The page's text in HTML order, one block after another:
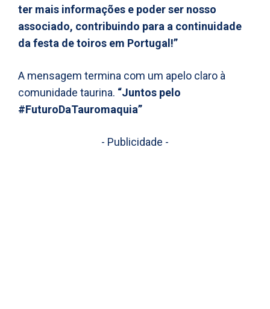
ter mais informações e poder ser nosso
associado, contribuindo para a continuidade
da festa de toiros em Portugal!”
A mensagem termina com um apelo claro à
comunidade taurina. “Juntos pelo
#FuturoDaTauromaquia”
- Publicidade -